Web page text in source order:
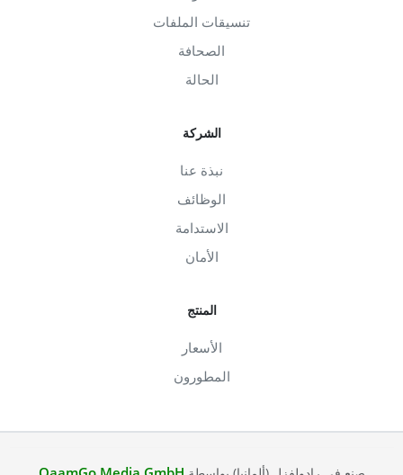
تنسيقات الملفات
الصحافة
الحالة
الشركة
نبذة عنا
الوظائف
الاستدامة
الأمان
المنتج
الأسعار
المطورون